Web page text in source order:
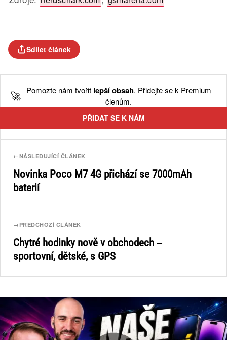
Sdílet článek
🚀 Pomozte nám tvořit lepší obsah. Přidejte se k Premium
členům.
PŘIDAT SE K NÁM
←NÁSLEDUJÍCÍ ČLÁNEK
Novinka Poco M7 4G přichází se 7000mAh
baterií
→ PŘEDCHOZÍ ČLÁNEK
Chytré hodinky nově v obchodech –
sportovní, dětské, s GPS